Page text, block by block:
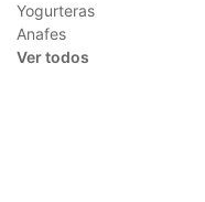
Yogurteras
Anafes
Ver todos